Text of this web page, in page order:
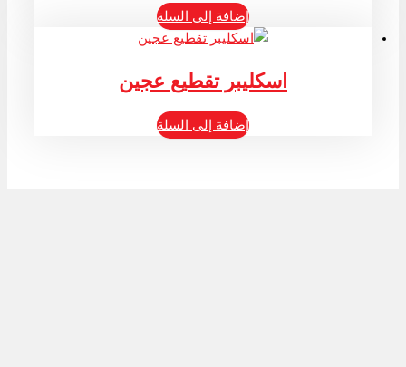
إضافة إلى السلة
اسكليبر تقطيع عجين
إضافة إلى السلة